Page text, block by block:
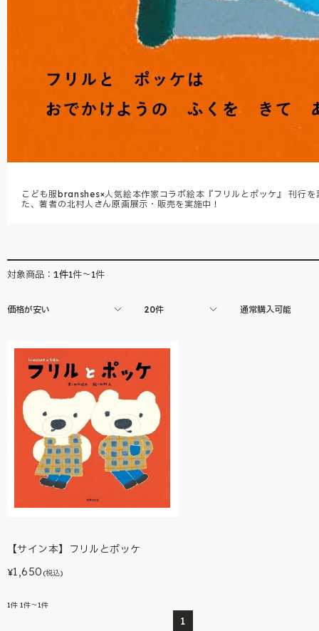
こども服branshes×人気絵本作家コラボ絵本『フリルとポッケ』 刊行を
た、著者の北村人さん原画展示・販売を実施中！
対象商品： 1件1件～1件
価格が安い 20件 通常購入可能
【サイン本】フリルとポッケ
¥1,650 (税込)
1件 1件～1件
1